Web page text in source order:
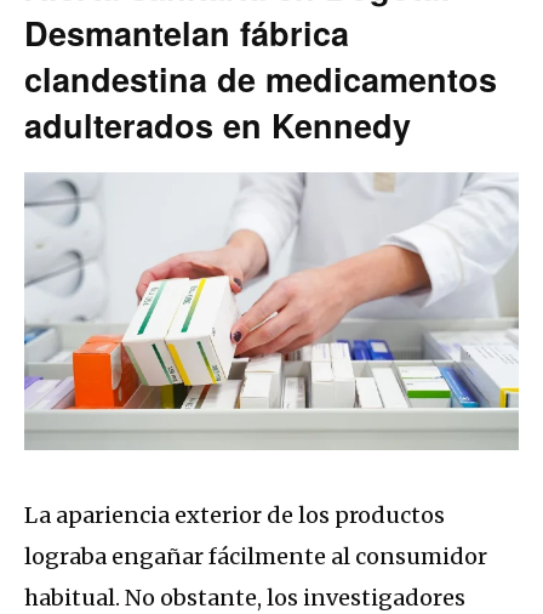
Desmantelan fábrica
clandestina de medicamentos
adulterados en Kennedy
La apariencia exterior de los productos
lograba engañar fácilmente al consumidor
habitual. No obstante, los investigadores